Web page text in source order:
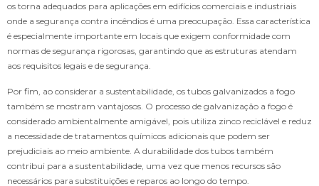
os torna adequados para aplicações em edifícios comerciais e industriais
onde a segurança contra incêndios é uma preocupação. Essa característica
é especialmente importante em locais que exigem conformidade com
normas de segurança rigorosas, garantindo que as estruturas atendam
aos requisitos legais e de segurança.
Por fim, ao considerar a sustentabilidade, os tubos galvanizados a fogo
também se mostram vantajosos. O processo de galvanização a fogo é
considerado ambientalmente amigável, pois utiliza zinco reciclável e reduz
a necessidade de tratamentos químicos adicionais que podem ser
prejudiciais ao meio ambiente. A durabilidade dos tubos também
contribui para a sustentabilidade, uma vez que menos recursos são
necessários para substituições e reparos ao longo do tempo.